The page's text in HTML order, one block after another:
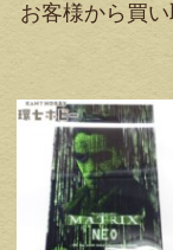
お客様から買